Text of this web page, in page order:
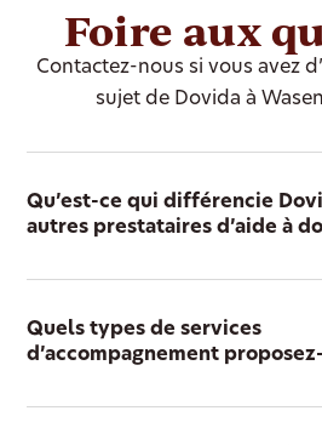
Foire aux
Contactez-nous si vous avez
sujet de Dovida à
Qu’est-ce qui différencie
autres prestataires d’aide à
Quels types de services
d’accompagnement